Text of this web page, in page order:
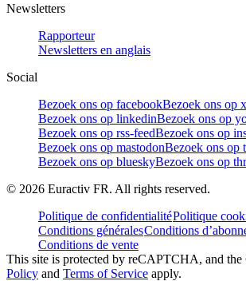
Newsletters
Rapporteur
Newsletters en anglais
Social
Bezoek ons op facebookBezoek ons op x
Bezoek ons op linkedinBezoek ons op
Bezoek ons op rss-feedBezoek ons op
Bezoek ons op mastodonBezoek ons op
Bezoek ons op blueskyBezoek ons op
© 2026 Euractiv FR. All rights reserved.
Politique de confidentialitéPolitique
Conditions généralesConditions
Conditions de vente
This site is protected by reCAPTCHA, and the
Policy and Terms of Service apply.